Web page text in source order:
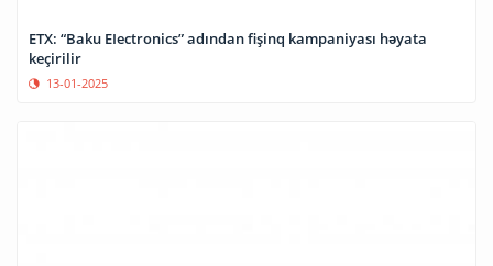
ETX: “Baku EIectronics” adından fişinq kampaniyası həyata
keçirilir
13-01-2025